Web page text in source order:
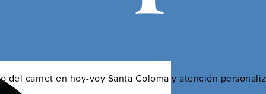
del carnet en hoy-voy Santa Coloma y atención